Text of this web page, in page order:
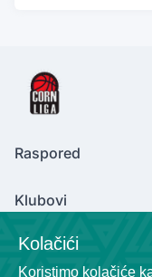
Raspored
Klubovi
Kolačići
Koristimo kolačiće